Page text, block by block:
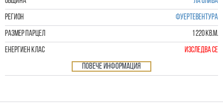
РЕГИОН Фуертевентура
Размер парцел 1 220 кв.м.
Енергиен клас Изследва се
Повече информация